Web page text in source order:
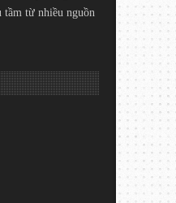
từ nhiều nguồn